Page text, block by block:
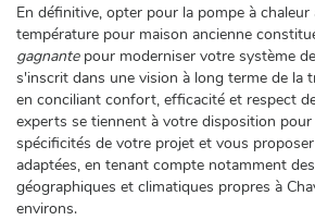
En définitive, opter pour la pompe à chaleur
température pour maison ancienne
gagnantepour moderniser votre système
s'inscrit dans une vision à long terme de la
en conciliant confort, efficacité et respect
experts se tiennent à votre disposition pour
spécificités de votre projet et vous
adaptées, en tenant compte notamment
géographiques et climatiques propres à
environs.